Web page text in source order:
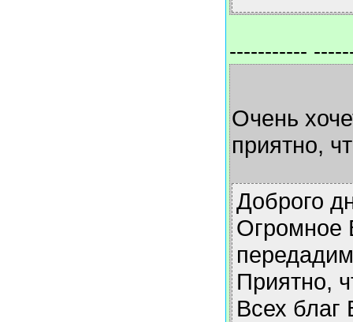
-----------
Очень
приятно,
Доброго
Огромное
Приятно,
Всех благ